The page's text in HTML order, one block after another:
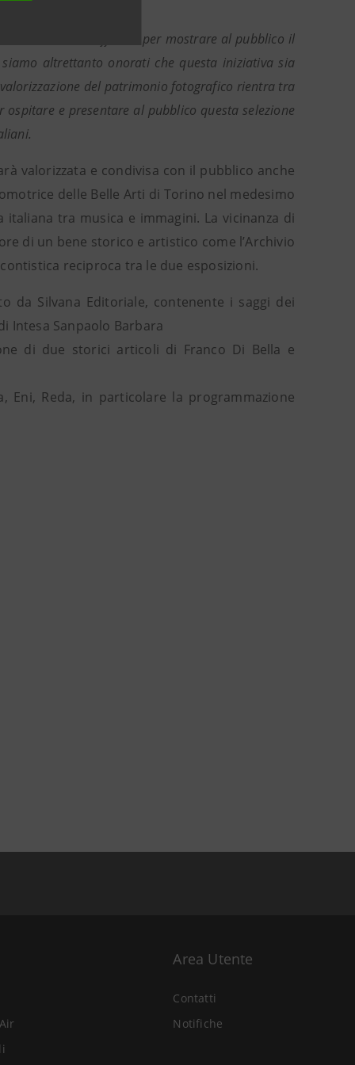
di essere la sede ufficiale per mostrare al pubblico il
altrettanto onorati che questa iniziativa sia
del patrimonio fotografico rientra tra
e presentare al pubblico questa selezione
valorizzata e condivisa con il pubblico anche
delle Belle Arti di Torino nel medesimo
tra musica e immagini. La vicinanza di
di un bene storico e artistico come l’Archivio
reciproca tra le due esposizioni.
da Silvana Editoriale, contenente i saggi dei
Intesa Sanpaolo Barbara
di due storici articoli di Franco Di Bella e
Eni, Reda, in particolare la programmazione
Area Utente
Contatti
Notifiche